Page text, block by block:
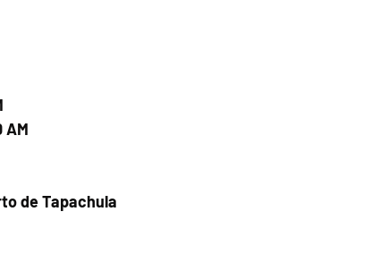
AM
de Tapachula